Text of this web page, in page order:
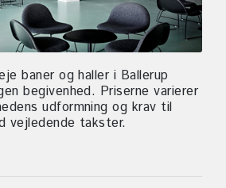
baner og haller i Ballerup
begivenhed. Priserne varierer
udformning og krav til
vejledende takster.